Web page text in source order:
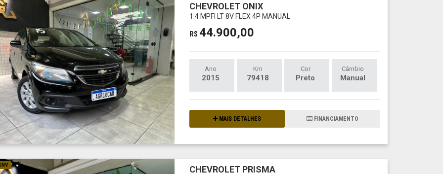
CHEVROLET ONIX
1.4 MPFI LT 8V FLEX 4P MANUAL
R$ 44.900,00
Ano
2015
Km
79418
Cor
Preto
Câmbio
Manual
MAIS DETALHES FINANCIAMENTO
CHEVROLET PRISMA